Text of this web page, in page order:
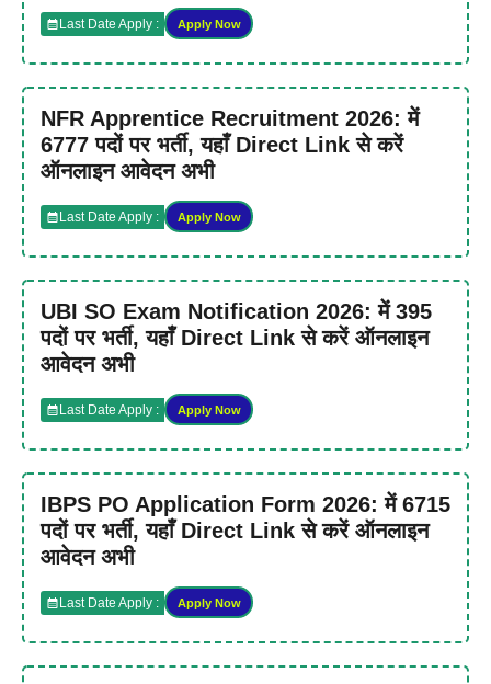
Last Date Apply : Apply Now
NFR Apprentice Recruitment 2026: में
6777 पदों पर भर्ती, यहाँ Direct Link से करें
ऑनलाइन आवेदन अभी
Last Date Apply : Apply Now
UBI SO Exam Notification 2026: में 395
पदों पर भर्ती, यहाँ Direct Link से करें ऑनलाइन
आवेदन अभी
Last Date Apply : Apply Now
IBPS PO Application Form 2026: में 6715
पदों पर भर्ती, यहाँ Direct Link से करें ऑनलाइन
आवेदन अभी
Last Date Apply : Apply Now